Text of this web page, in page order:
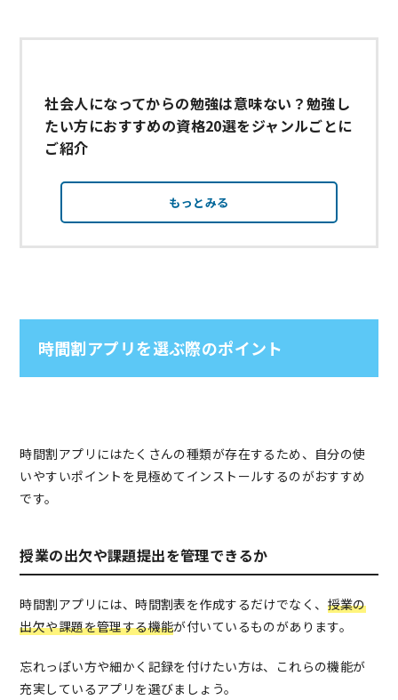
社会人になってからの勉強は意味ない？勉強し
たい方におすすめの資格20選をジャンルごとに
ご紹介
もっとみる
時間割アプリを選ぶ際のポイント
時間割アプリにはたくさんの種類が存在するため、自分の使
いやすいポイントを見極めてインストールするのがおすすめ
です。
授業の出欠や課題提出を管理できるか
時間割アプリには、時間割表を作成するだけでなく、 授業の
出欠や課題を管理する機能が付いているものがあります。
忘れっぽい方や細かく記録を付けたい方は、これらの機能が
充実しているアプリを選びましょう。